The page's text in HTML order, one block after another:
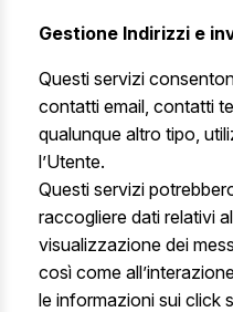
Gestione Indirizzi e
Questi servizi
contatti email, contatti
qualunque altro tipo,
l’Utente.
Questi servizi
raccogliere dati relativi
visualizzazione dei
così come
le informazioni sui click